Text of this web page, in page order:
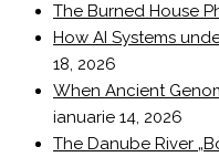
The Burned House
How AI Systems
18, 2026
When Ancient
ianuarie 14, 2026
The Danube River